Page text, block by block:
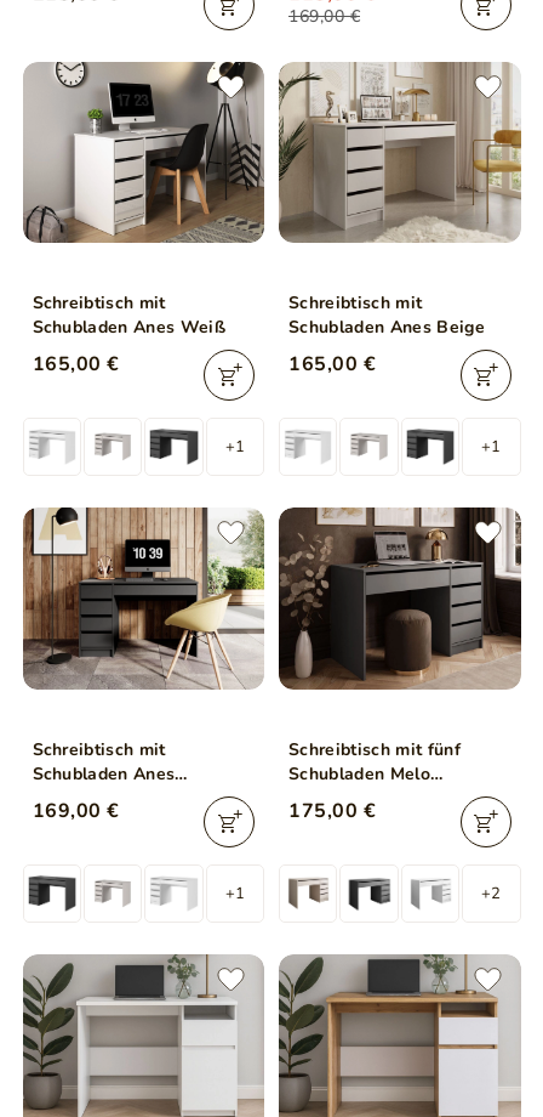
Schwarz
169,00 €
Schreibtisch mit
Schubladen Anes Weiß
165,00 €
+1
Schreibtisch mit
Schubladen Anes Beige
165,00 €
+1
Schreibtisch mit
Schubladen Anes
Anthrazit
169,00 €
+1
Schreibtisch mit fünf
Schubladen Melo
Anthrazit matt
175,00 €
+2